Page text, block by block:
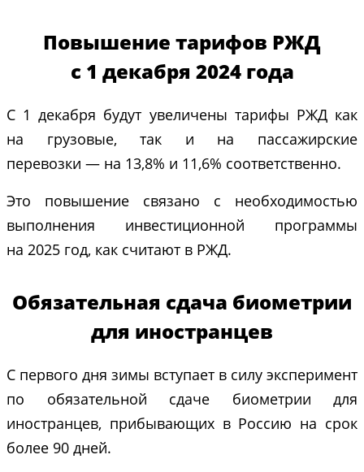
Повышение тарифов РЖД
с 1 декабря 2024 года
С 1 декабря будут увеличены тарифы РЖД как
на грузовые, так и на пассажирские
перевозки — на 13,8% и 11,6% соответственно.
Это повышение связано с необходимостью
выполнения инвестиционной программы
на 2025 год, как считают в РЖД.
Обязательная сдача биометрии
для иностранцев
С первого дня зимы вступает в силу эксперимент
по обязательной сдаче биометрии для
иностранцев, прибывающих в Россию на срок
более 90 дней.